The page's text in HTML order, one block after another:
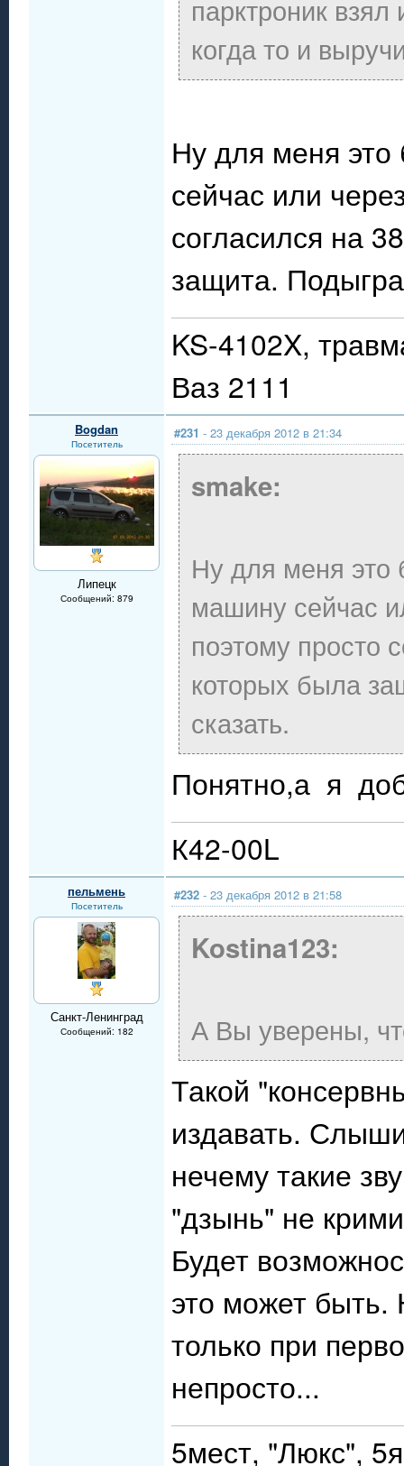
парктроник
когда то и
Ну для меня
сейчас или
согласился на
защита.
KS-4102X,
Ваз 2111
Bogdan
Посетитель
Липецк
Сообщений: 879
#231 - 23 декабря 2012 в 21:34
smake:
Ну для меня это
машину сейчас
поэтому просто
которых была
сказать.
Понятно,а я
К42-00L
пельмень
Посетитель
Санкт-Ленинград
Сообщений: 182
#232 - 23 декабря 2012 в 21:58
Kostina123:
А Вы уверены,
Такой
издавать.
нечему такие
"дзынь" не
Будет
это может быть.
только при
непросто...
5мест, "Люкс",